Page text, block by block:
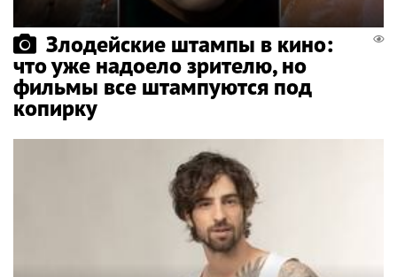
Злодейские штампы в кино:
что уже надоело зрителю, но
фильмы все штампуются под
копирку